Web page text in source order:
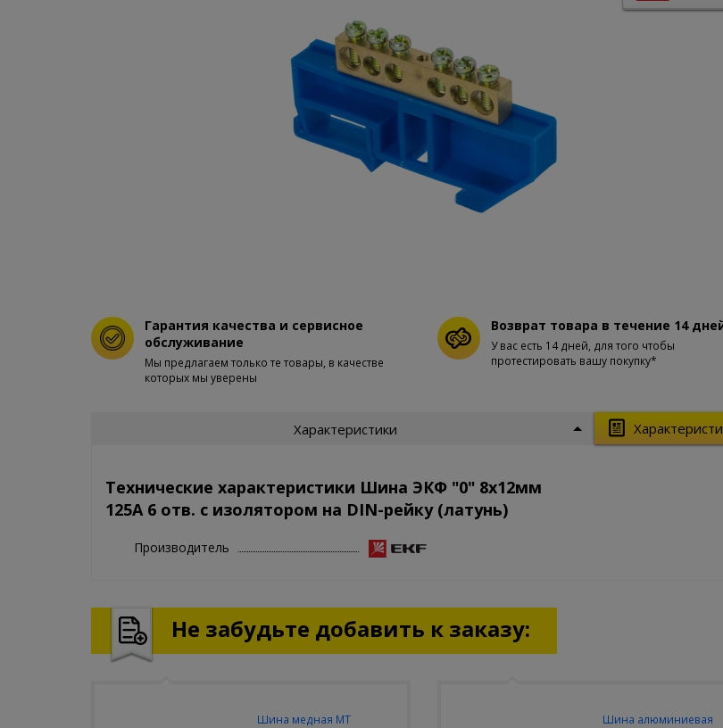
Гарантия качества и сервисное
обслуживание
Мы предлагаем только те товары, в качестве
которых мы уверены
Возврат товара в течение 14
У вас есть 14 дней, для того чтобы
протестировать вашу покупку*
Характеристики
Технические характеристики Шина ЭКФ "0" 8х12мм
125А 6 отв. с изолятором на DIN-рейку (латунь)
Производитель
Не забудьте добавить к заказу:
Шина медная МТ
Шина алюминиевая